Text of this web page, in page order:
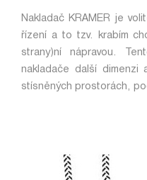
Nakladač KRAMER je
řízení a to tzv. krabím
strany)ní nápravou.
nakladače další
stísněných prostorách,